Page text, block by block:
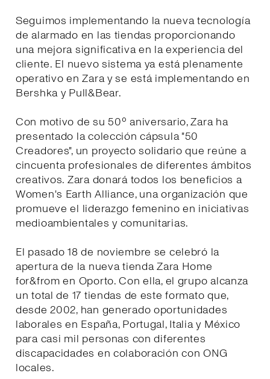
Seguimos implementando la nueva tecnología
de alarmado en las tiendas proporcionando
una mejora significativa en la experiencia del
cliente. El nuevo sistema ya está plenamente
operativo en Zara y se está implementando en
Bershka y Pull&Bear.
Con motivo de su 50º aniversario, Zara ha
presentado la colección cápsula "50
Creadores", un proyecto solidario que reúne a
cincuenta profesionales de diferentes ámbitos
creativos. Zara donará todos los beneficios a
Women's Earth Alliance, una organización que
promueve el liderazgo femenino en iniciativas
medioambientales y comunitarias.
El pasado 18 de noviembre se celebró la
apertura de la nueva tienda Zara Home
for&from en Oporto. Con ella, el grupo alcanza
un total de 17 tiendas de este formato que,
desde 2002, han generado oportunidades
laborales en España, Portugal, Italia y México
para casi mil personas con diferentes
discapacidades en colaboración con ONG
locales.